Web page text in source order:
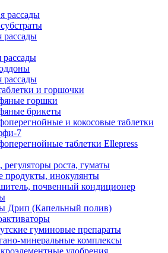
рассады
рассады
рассады
рассады
и горшочки
горшки
брикеты
и кокосовые таблетки
7
таблетки Ellepress
роста, гуматы
инокулянты
почвенный кондиционер
Дрип (Капельный полив)
гуминовые препараты
минеральные комплексы
удобрения